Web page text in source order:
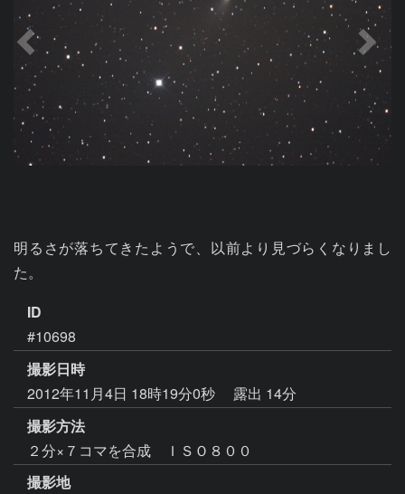
明るさが落ちてきたようで、以前より見づらくなりまし
た。
ID
#10698
撮影日時
2012年11月4日 18時19分0秒
露出 14分
撮影方法
２分×７コマを合成 ＩＳＯ８００
撮影地